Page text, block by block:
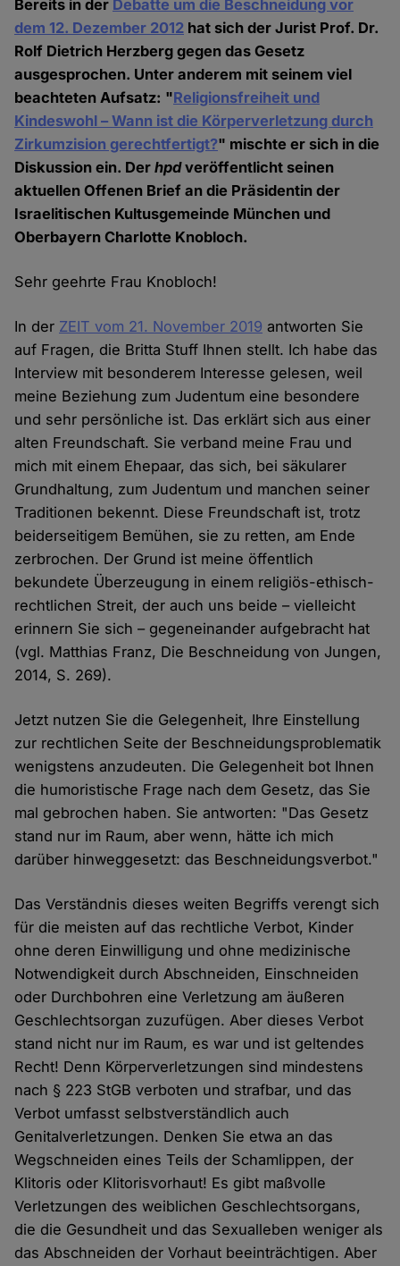
Bereits in der Debatte um die Beschneidung vor
dem 12. Dezember 2012 hat sich der Jurist Prof. Dr.
Rolf Dietrich Herzberg gegen das Gesetz
ausgesprochen. Unter anderem mit seinem viel
beachteten Aufsatz: "Religionsfreiheit und
Kindeswohl – Wann ist die Körperverletzung durch
Zirkumzision gerechtfertigt?" mischte er sich in die
Diskussion ein. Derhpdveröffentlicht seinen
aktuellen Offenen Brief an die Präsidentin der
Israelitischen Kultusgemeinde München und
Oberbayern Charlotte Knobloch.
Sehr geehrte Frau Knobloch!
In der ZEIT vom 21. November 2019 antworten Sie
auf Fragen, die Britta Stuff Ihnen stellt. Ich habe das
Interview mit besonderem Interesse gelesen, weil
meine Beziehung zum Judentum eine besondere
und sehr persönliche ist. Das erklärt sich aus einer
alten Freundschaft. Sie verband meine Frau und
mich mit einem Ehepaar, das sich, bei säkularer
Grundhaltung, zum Judentum und manchen seiner
Traditionen bekennt. Diese Freundschaft ist, trotz
beiderseitigem Bemühen, sie zu retten, am Ende
zerbrochen. Der Grund ist meine öffentlich
bekundete Überzeugung in einem religiös-ethisch-
rechtlichen Streit, der auch uns beide – vielleicht
erinnern Sie sich – gegeneinander aufgebracht hat
(vgl. Matthias Franz, Die Beschneidung von Jungen,
2014, S. 269).
Jetzt nutzen Sie die Gelegenheit, Ihre Einstellung
zur rechtlichen Seite der Beschneidungsproblematik
wenigstens anzudeuten. Die Gelegenheit bot Ihnen
die humoristische Frage nach dem Gesetz, das Sie
mal gebrochen haben. Sie antworten: "Das Gesetz
stand nur im Raum, aber wenn, hätte ich mich
darüber hinweggesetzt: das Beschneidungsverbot."
Das Verständnis dieses weiten Begriffs verengt sich
für die meisten auf das rechtliche Verbot, Kinder
ohne deren Einwilligung und ohne medizinische
Notwendigkeit durch Abschneiden, Einschneiden
oder Durchbohren eine Verletzung am äußeren
Geschlechtsorgan zuzufügen. Aber dieses Verbot
stand nicht nur im Raum, es war und ist geltendes
Recht! Denn Körperverletzungen sind mindestens
nach § 223 StGB verboten und strafbar, und das
Verbot umfasst selbstverständlich auch
Genitalverletzungen. Denken Sie etwa an das
Wegschneiden eines Teils der Schamlippen, der
Klitoris oder Klitorisvorhaut! Es gibt maßvolle
Verletzungen des weiblichen Geschlechtsorgans,
die die Gesundheit und das Sexualleben weniger als
das Abschneiden der Vorhaut beeinträchtigen. Aber